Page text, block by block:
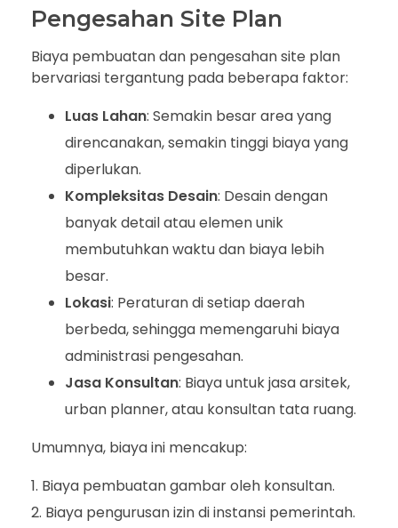
Pengesahan Site Plan
Biaya pembuatan dan pengesahan site plan
bervariasi tergantung pada beberapa faktor:
Luas Lahan: Semakin besar area yang
direncanakan, semakin tinggi biaya yang
diperlukan.
Kompleksitas Desain: Desain dengan
banyak detail atau elemen unik
membutuhkan waktu dan biaya lebih
besar.
Lokasi: Peraturan di setiap daerah
berbeda, sehingga memengaruhi biaya
administrasi pengesahan.
Jasa Konsultan: Biaya untuk jasa arsitek,
urban planner, atau konsultan tata ruang.
Umumnya, biaya ini mencakup:
Biaya pembuatan gambar oleh konsultan.
Biaya pengurusan izin di instansi pemerintah.